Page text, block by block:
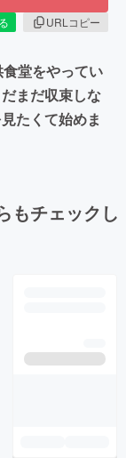
URLコピー
堂をやってい
まだ収束しな
たくて始めま
もチェックし